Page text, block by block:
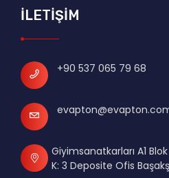
İLETİŞİM
+90 537 065 79 68
Giyimsanatkarları A1
K: 3 Deposite Ofis